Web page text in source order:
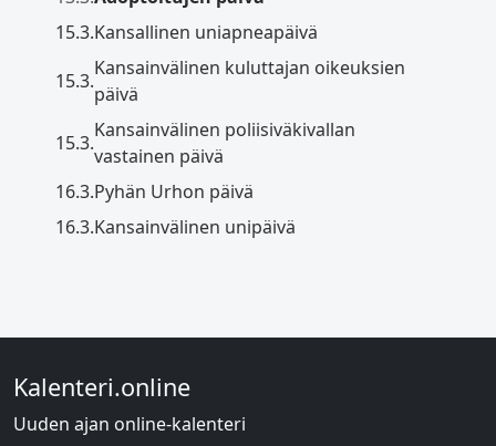
15.3.Kansallinen uniapneapäivä
15.3.
Kansainvälinen kuluttajan oikeuksien
päivä
15.3.
Kansainvälinen poliisiväkivallan
vastainen päivä
16.3.Pyhän Urhon päivä
16.3.Kansainvälinen unipäivä
Kalenteri.online
Uuden ajan online-kalenteri